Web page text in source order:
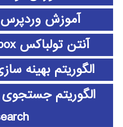
آموزش وردپرس wordpress
آنتن تولباکس antenna toolbox
الگوریتم بهینه